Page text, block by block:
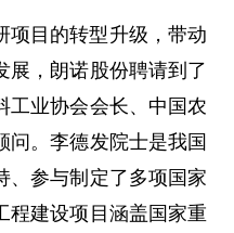
项目的转型升级，带动
展，朗诺股份聘请到了
工业协会会长、中国农
问。李德发院士是我国
、参与制定了多项国家
程建设项目涵盖国家重